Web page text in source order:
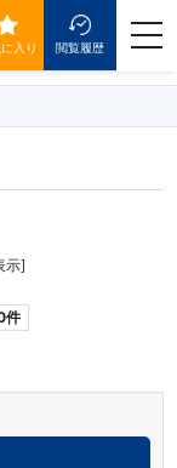
入り 閲覧履歴
示]
件